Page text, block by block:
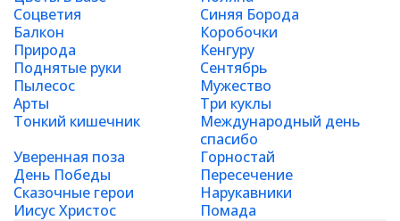
Соцветия
Синяя Борода
Балкон
Коробочки
Природа
Кенгуру
Поднятые руки
Сентябрь
Пылесос
Мужество
Арты
Три куклы
Тонкий кишечник
Международный день
спасибо
Уверенная поза
Горностай
День Победы
Пересечение
Сказочные герои
Нарукавники
Иисус Христос
Помада